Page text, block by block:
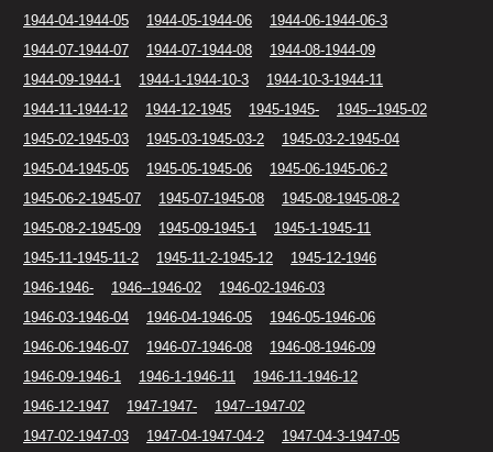
1944-04-1944-05
1944-05-1944-06
1944-06-1944-06-3
1944-07-1944-07
1944-07-1944-08
1944-08-1944-09
1944-09-1944-1
1944-1-1944-10-3
1944-10-3-1944-11
1944-11-1944-12
1944-12-1945 1945-1945-
1945--1945-02
1945-02-1945-03
1945-03-1945-03-2
1945-03-2-1945-04
1945-04-1945-05
1945-05-1945-06
1945-06-1945-06-2
1945-06-2-1945-07
1945-07-1945-08
1945-08-1945-08-2
1945-08-2-1945-09
1945-09-1945-1
1945-1-1945-11
1945-11-1945-11-2
1945-11-2-1945-12
1945-12-1946
1946-1946-
1946--1946-02
1946-02-1946-03
1946-03-1946-04
1946-04-1946-05
1946-05-1946-06
1946-06-1946-07
1946-07-1946-08
1946-08-1946-09
1946-09-1946-1
1946-1-1946-11
1946-11-1946-12
1946-12-1947
1947-1947-
1947--1947-02
1947-02-1947-03
1947-04-1947-04-2
1947-04-3-1947-05